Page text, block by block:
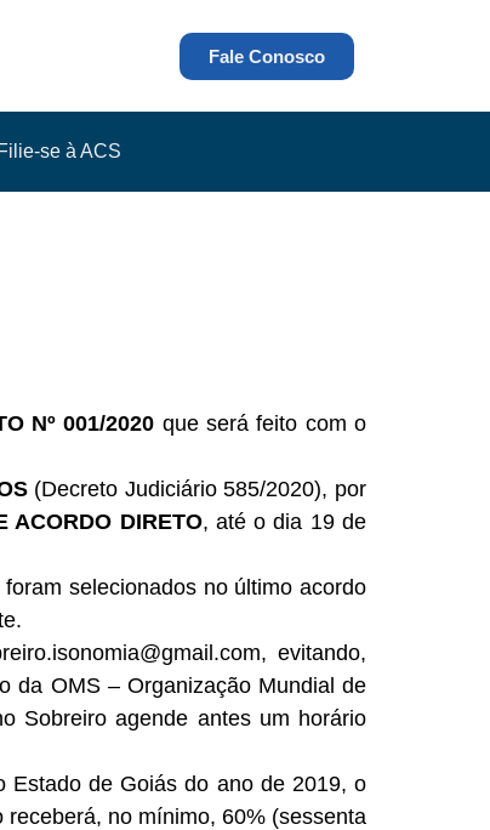
Fale Conosco
Filie-se à ACS
Nº 001/2020 que será feito com o
(Decreto Judiciário 585/2020), por
ACORDO DIRETO, até o dia 19 de
selecionados no último acordo
evitando,
da OMS – Organização Mundial de
Sobreiro agende antes um horário
Estado de Goiás do ano de 2019, o
no mínimo, 60% (sessenta